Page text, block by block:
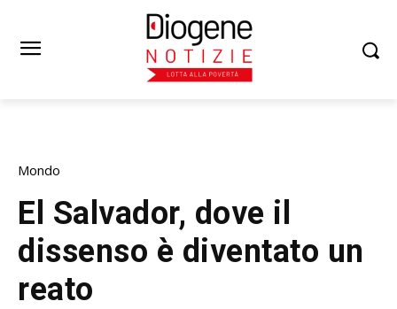
Mondo
El Salvador, dove il
dissenso è diventato un
reato